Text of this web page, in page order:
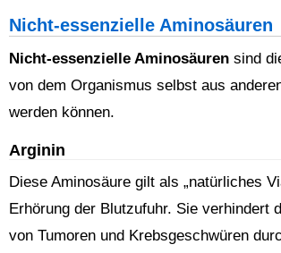
Nicht-essenzielle Aminosäuren
Nicht-essenzielle Aminosäuren sind
von dem Organismus selbst aus
werden können.
Arginin
Diese Aminosäure gilt als „natürliches
Erhörung der Blutzufuhr. Sie verhindert
von Tumoren und Krebsgeschwüren